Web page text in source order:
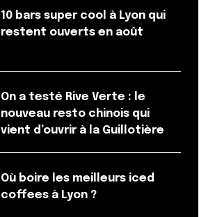
10 bars super cool à Lyon qui
restent ouverts en août
On a testé Rive Verte : le
nouveau resto chinois qui
vient d’ouvrir à la Guillotière
Où boire les meilleurs iced
coffees à Lyon ?